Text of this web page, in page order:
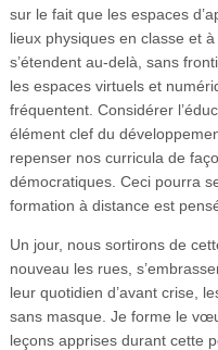
sur le fait que les espaces
lieux physiques en classe et
s’étendent au-delà, sans
les espaces virtuels et
fréquentent. Considérer
élément clef du
repenser nos curricula de
démocratiques. Ceci pourra
formation à distance est
Un jour, nous sortirons de
nouveau les rues,
leur quotidien d’avant crise,
sans masque. Je forme le
leçons apprises durant cette